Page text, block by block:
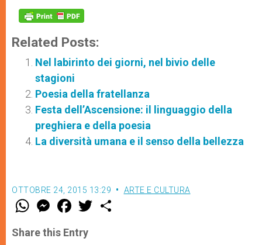
Related Posts:
Nel labirinto dei giorni, nel bivio delle
stagioni
Poesia della fratellanza
Festa dell’Ascensione: il linguaggio della
preghiera e della poesia
La diversità umana e il senso della bellezza
OTTOBRE 24, 2015 13:29 ARTE E CULTURA
W
t
s
M
e
s
e
F
a
e
b
w
Share this Entry